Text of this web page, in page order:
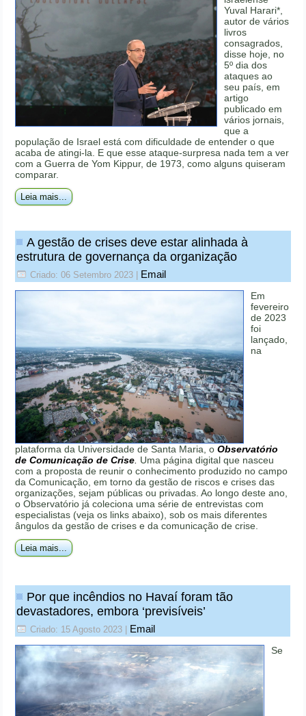
Yuval Harari*,
autor de vários
livros
consagrados,
disse hoje, no
5º dia dos
ataques ao
seu país, em
artigo
publicado em
vários jornais,
que a
população de Israel está com dificuldade de entender o que
acaba de atingi-la. E que esse ataque-surpresa nada tem a ver
com a Guerra de Yom Kippur, de 1973, como alguns quiseram
comparar.
Leia mais...
A gestão de crises deve estar alinhada à
estrutura de governança da organização
Criado: 06 Setembro 2023 Email
Em
fevereiro
de 2023
foi
lançado,
na
plataforma da Universidade de Santa Maria, oObservatório
de Comunicação de Crise Uma página digital que nasceu
com a proposta de reunir o conhecimento produzido no campo
da Comunicação, em torno da gestão de riscos e crises das
organizações, sejam públicas ou privadas. Ao longo deste ano,
o Observatório já coleciona uma série de entrevistas com
especialistas (veja os links abaixo), sob os mais diferentes
ângulos da gestão de crises e da comunicação de crise.
Leia mais...
Por que incêndios no Havaí foram tão
devastadores, embora ‘previsíveis’
Criado: 15 Agosto 2023 Email
Se